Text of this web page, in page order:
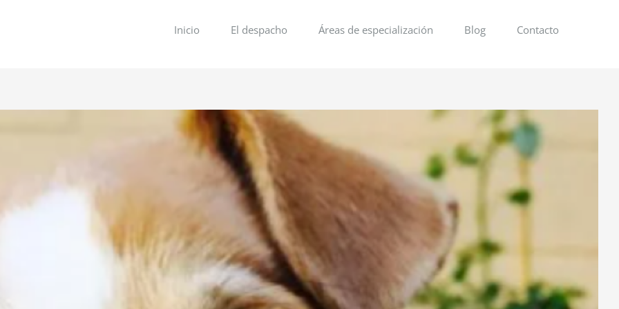
Inicio El despacho Áreas de especialización Blog Contacto